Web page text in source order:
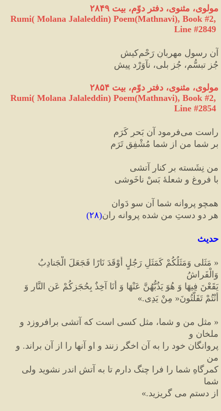
مولوی، مثنوی، دفتر دوّم، بیت ۲۸۴۹
Rumi( Molana Jalaleddin) Poem(Mathnavi), Book #2,
Line #2849
آن رسولِ مهربانِ رَحْمکیش
جُز تبسُّم، جُز بلی، نآوَرْد پیش
مولوی، مثنوی، دفتر دوّم، بیت ۲۸۵۴
Rumi( Molana Jalaleddin) Poem(Mathnavi), Book #2,
Line #2854
راست میفرمود آن بَحرِ کَرَم
بر شما من از شما مُشْفِق تَرَم
من نِشَسته بر کنارِ آتشی
با فروغ و شعلۀ بَسْ ناخَوشی
همچو پروانه شما آن سو دَوان
هر دو دستِ من شده پروانه ران(۲۸)
حدیث
«
وَالْفَراشُ
يَقَعْنَ فِيهَا وَ هُوَ يَذُبُّهُنَّ عَنْهَا وَ أَنَا آخِذٌ بِحُجَزِكُمْ عَنِ النَّارِ وَ
أَنْتُمْ تَفَلَّتُونَ« مِنْ يَدِی.»
«
ملخان و
من
شما
از دستم می گریزید.»